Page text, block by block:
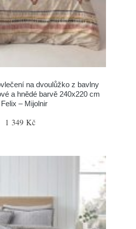
na dvoulůžko z bavlny
a hnědé barvě 240x220 cm
Felix – Mijolnir
1 349 Kč